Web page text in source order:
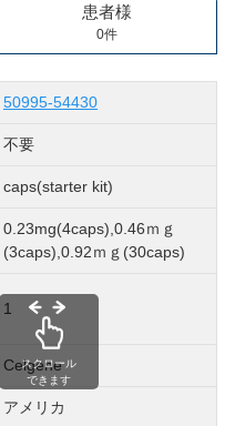
患者様
0件
50995-54430
不要
caps(starter kit)
0.23mg(4caps),0.46ｍｇ
(3caps),0.92ｍｇ(30caps)
1
Celgene
アメリカ
スクロール
できます